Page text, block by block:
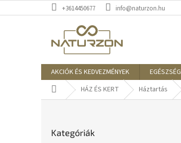
a
+3614450677 info@naturzon.hu
AKCIÓK ÉS KEDVEZMÉNYEK EGÉSZSÉG
KezdőlapHÁZ ÉS KERT Háztartás
átugrása
Kategóriák